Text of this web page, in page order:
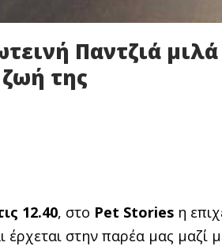
Παντζιά
της
12.40, στο Pet Stories η
έρχεται στην παρέα μας